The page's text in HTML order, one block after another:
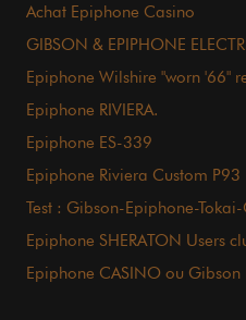
Achat Epiphone Casino
GIBSON & EPIPHONE
Epiphone Wilshire "worn '66"
Epiphone RIVIERA.
Epiphone ES-339
Epiphone Riviera Custom P93
Test : Gibson-Epiphone-
Epiphone SHERATON Users
Epiphone CASINO ou Gibson